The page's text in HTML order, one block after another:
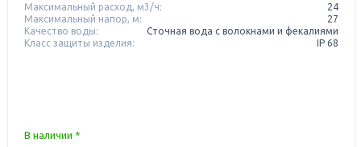
Максимальный расход, м3/ч:
24
Максимальный напор, м:
27
Качество воды:
Сточная вода с волокнами и фекалиями
Класс защиты изделия:
IP 68
В наличии *